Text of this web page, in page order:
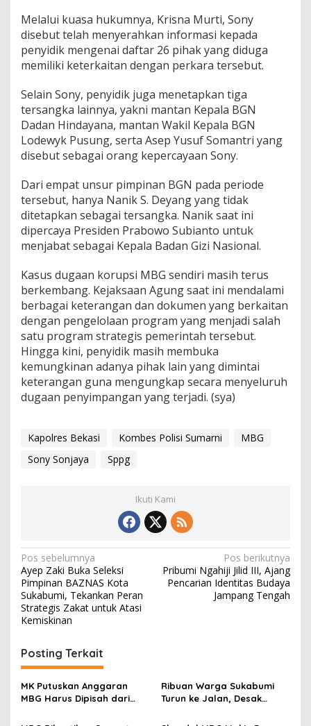
Melalui kuasa hukumnya, Krisna Murti, Sony
disebut telah menyerahkan informasi kepada
penyidik mengenai daftar 26 pihak yang diduga
memiliki keterkaitan dengan perkara tersebut.
Selain Sony, penyidik juga menetapkan tiga
tersangka lainnya, yakni mantan Kepala BGN
Dadan Hindayana, mantan Wakil Kepala BGN
Lodewyk Pusung, serta Asep Yusuf Somantri yang
disebut sebagai orang kepercayaan Sony.
Dari empat unsur pimpinan BGN pada periode
tersebut, hanya Nanik S. Deyang yang tidak
ditetapkan sebagai tersangka. Nanik saat ini
dipercaya Presiden Prabowo Subianto untuk
menjabat sebagai Kepala Badan Gizi Nasional.
Kasus dugaan korupsi MBG sendiri masih terus
berkembang. Kejaksaan Agung saat ini mendalami
berbagai keterangan dan dokumen yang berkaitan
dengan pengelolaan program yang menjadi salah
satu program strategis pemerintah tersebut.
Hingga kini, penyidik masih membuka
kemungkinan adanya pihak lain yang dimintai
keterangan guna mengungkap secara menyeluruh
dugaan penyimpangan yang terjadi. (sya)
Kapolres Bekasi Kombes Polisi Sumarni
MBG
Sony Sonjaya
Sppg
Ikuti Kami
N
a
v
i
a
s
i
Pos sebelumnya
Ayep Zaki Buka Seleksi
Pimpinan BAZNAS Kota
Sukabumi, Tekankan Peran
Strategis Zakat untuk Atasi
Kemiskinan
Pos berikutnya
Pribumi Ngahiji Jilid III, Ajang
Pencarian Identitas Budaya
Jampang Tengah
Posting Terkait
MK Putuskan Anggaran
MBG Harus Dipisah dari
Paling Lambat APBN 2028
Ribuan Warga Sukabumi
Turun ke Jalan, Desak